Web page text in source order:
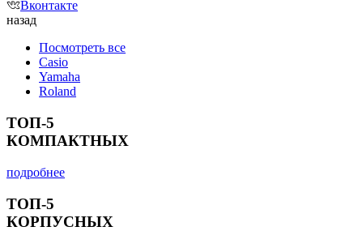
Вконтакте
назад
Посмотреть все
Casio
Yamaha
Roland
ТОП-5
КОМПАКТНЫХ
подробнее
ТОП-5
КОРПУСНЫХ